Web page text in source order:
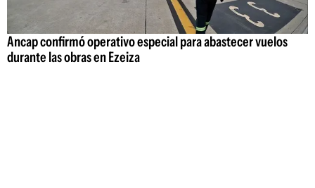
Ancap confirmó operativo especial para abastecer vuelos
durante las obras en Ezeiza